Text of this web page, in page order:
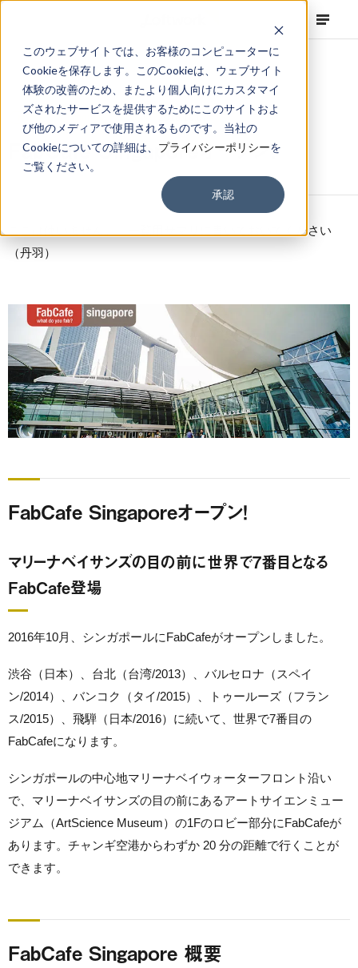
このウェブサイトでは、お客様のコンピューターに
Cookieを保存します。このCookieは、ウェブサイト
体験の改善のため、またより個人向けにカスタマイ
ズされたサービスを提供するためにこのサイトおよ
び他のメディアで使用されるものです。当社の
Cookieについての詳細は、 プライバシーポリシーを
ご覧ください。
承認
NEWS Corporate Topics 2016.10.07
FabCafe Singaporeオープン！
ここは使いません。 一覧用サマリに書いておいてください
（丹羽）
FabCafe Singaporeオープン！
マリーナベイサンズの目の前に世界で7番目となる
FabCafe登場
2016年10月、シンガポールにFabCafeがオープンしました。
渋谷（日本）、台北（台湾/2013）、バルセロナ（スペイ
ン/2014）、バンコク（タイ/2015）、トゥールーズ（フラン
ス/2015）、飛騨（日本/2016）に続いて、世界で7番目の
FabCafeになります。
シンガポールの中心地マリーナベイウォーターフロント沿い
で、マリーナベイサンズの目の前にあるアートサイエンミュー
ジアム（ArtScience Museum）の1Fのロビー部分にFabCafeが
あります。チャンギ空港からわずか 20 分の距離で行くことが
できます。
FabCafe Singapore 概要